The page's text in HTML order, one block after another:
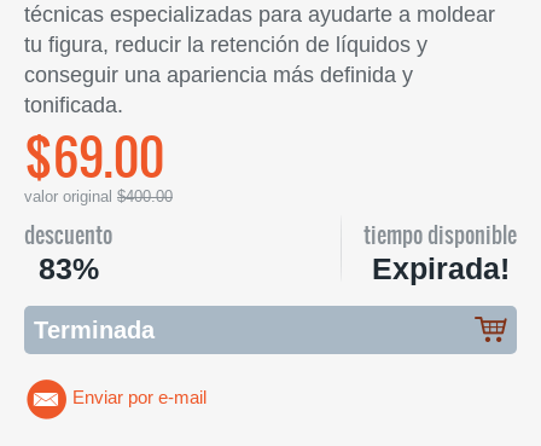
técnicas especializadas para ayudarte a moldear
tu figura, reducir la retención de líquidos y
conseguir una apariencia más definida y
tonificada.
$69.00
valor original $400.00
descuento
83%
tiempo disponible
Expirada!
Terminada
Enviar por e-mail